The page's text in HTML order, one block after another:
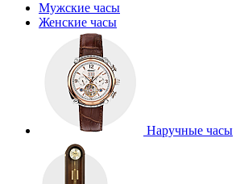
Мужские часы
Женские часы
Наручные часы